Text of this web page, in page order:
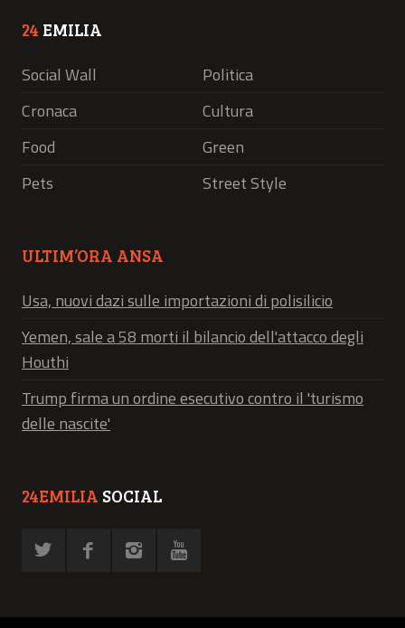
24 EMILIA
Social Wall
Politica
Cronaca
Cultura
Food
Green
Pets
Street Style
ULTIM’ORA ANSA
Usa, nuovi dazi sulle importazioni di polisilicio
Yemen, sale a 58 morti il bilancio dell'attacco degli
Houthi
Trump firma un ordine esecutivo contro il 'turismo
delle nascite'
24EMILIA SOCIAL